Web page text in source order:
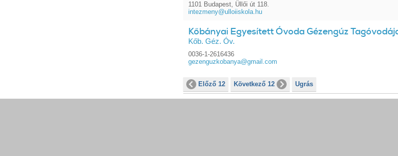
1101 Budapest, Üllői út 118.
intezmeny@ulloiiskola.hu
Kőbányai Egyesített Óvoda Gézengúz
Kőb. Géz. Óv.
0036-1-2616436
gezenguzkobanya@gmail.com
Előző 12 Következő 12 Ugrás